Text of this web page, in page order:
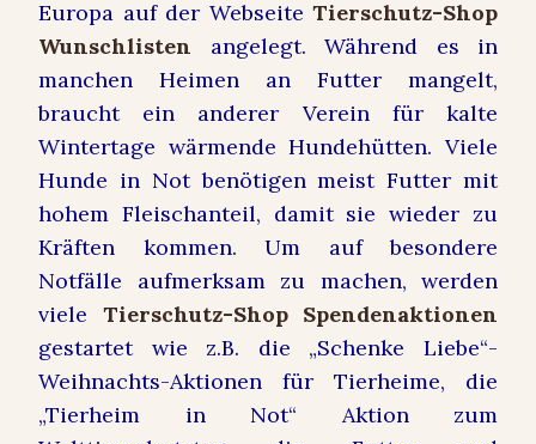
Europa auf der Webseite Tierschutz-Shop
Wunschlisten angelegt. Während es in
manchen Heimen an Futter mangelt,
braucht ein anderer Verein für kalte
Wintertage wärmende Hundehütten. Viele
Hunde in Not benötigen meist Futter mit
hohem Fleischanteil, damit sie wieder zu
Kräften kommen. Um aufbesondere
Notfälle aufmerksam zu machen, werden
viele Tierschutz-Shop Spendenaktionen
gestartet wie z.B. die „Schenke Liebe“-
Weihnachts-Aktionen für Tierheime, die
„Tierheim in Not“ Aktion zum